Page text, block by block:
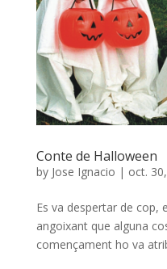
Conte de Halloween
by Jose Ignacio | oct.
Es va despertar de cop,
angoixant que alguna
començament ho va